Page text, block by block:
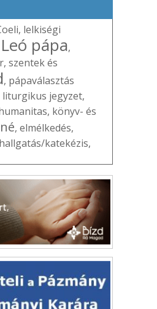
, lelkiségi
pápa,
, szentek és
, pápaválasztás
liturgikus jegyzet,
, könyv- és
, elmélkedés,
katekézis,